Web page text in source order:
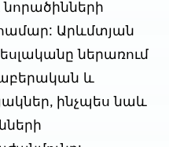
Արևմտյան
ներառում
և
ինչպես նաև